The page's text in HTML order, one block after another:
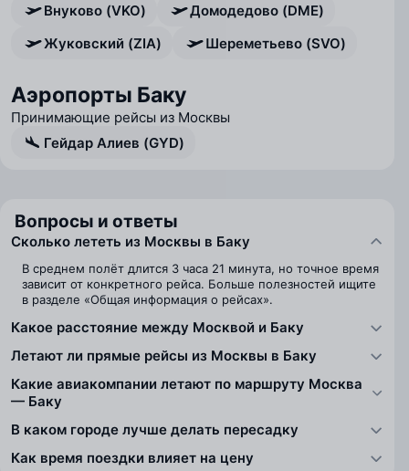
Внуково (VKO)
Домодедово (DME)
Жуковский (ZIA)
Шереметьево (SVO)
Аэропорты Баку
Принимающие рейсы из Москвы
Гейдар Алиев (GYD)
Вопросы и ответы
Сколько лететь из Москвы в Баку
В среднем полёт длится 3 часа 21 минута, но точное время
зависит от конкретного рейса. Больше полезностей ищите
в разделе «Общая информация о рейсах».
Какое расстояние между Москвой и Баку
Летают ли прямые рейсы из Москвы в Баку
Какие авиакомпании летают по маршруту Москва
— Баку
В каком городе лучше делать пересадку
Как время поездки влияет на цену